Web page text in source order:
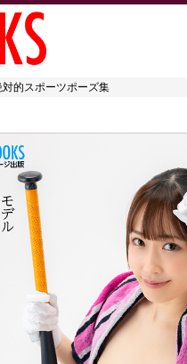
対的スポーツポーズ集